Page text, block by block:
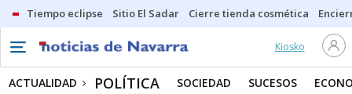
Tiempo eclipse Sitio El Sadar Cierre tienda cosmética
Kiosko
ACTUALIDAD POLÍTICA SOCIEDAD SUCESOS